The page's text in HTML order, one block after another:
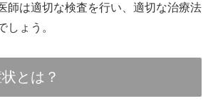
師は適切な検査を行い、適切な治療法
しょう。
とは？